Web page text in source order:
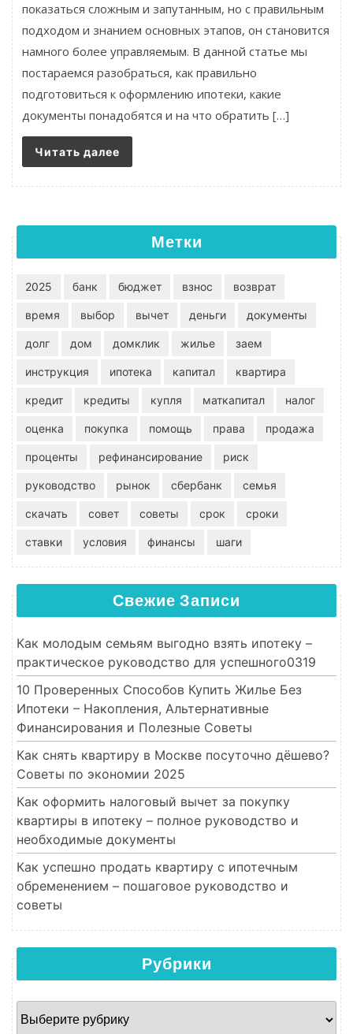
показаться сложным и запутанным, но с правильным
подходом и знанием основных этапов, он становится
намного более управляемым. В данной статье мы
постараемся разобраться, как правильно
подготовиться к оформлению ипотеки, какие
документы понадобятся и на что обратить […]
Читать далее
Метки
2025 банк бюджет взнос возврат
время выбор вычет деньги документы
долг дом домклик жилье заем
инструкция ипотека капитал квартира
кредит кредиты купля маткапитал налог
оценка покупка помощь права продажа
проценты рефинансирование риск
руководство рынок сбербанк семья
скачать совет советы срок сроки
ставки условия финансы шаги
Свежие Записи
Как молодым семьям выгодно взять ипотеку –
практическое руководство для успешного0319
10 Проверенных Способов Купить Жилье Без
Ипотеки – Накопления, Альтернативные
Финансирования и Полезные Советы
Как снять квартиру в Москве посуточно дёшево?
Советы по экономии 2025
Как оформить налоговый вычет за покупку
квартиры в ипотеку – полное руководство и
необходимые документы
Как успешно продать квартиру с ипотечным
обременением – пошаговое руководство и
советы
Рубрики
Рубрики